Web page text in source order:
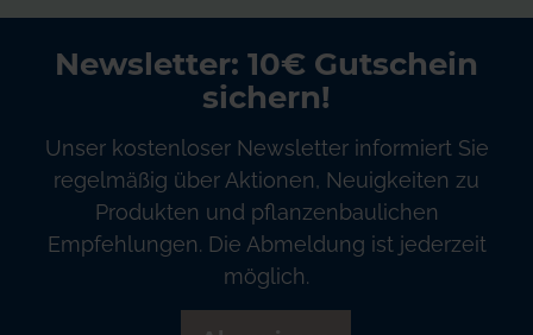
Newsletter: 10€ Gutschein
sichern!
Unser kostenloser Newsletter informiert Sie
regelmäßig über Aktionen, Neuigkeiten zu
Produkten und pflanzenbaulichen
Empfehlungen. Die Abmeldung ist jederzeit
möglich.